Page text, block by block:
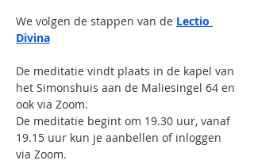
We volgen de stappen van de Lectio
Divina
De meditatie vindt plaats in de kapel van
het Simonshuis aan de Maliesingel 64 en
ook via Zoom.
De meditatie begint om 19.30 uur, vanaf
19.15 uur kun je aanbellen of inloggen
via Zoom.